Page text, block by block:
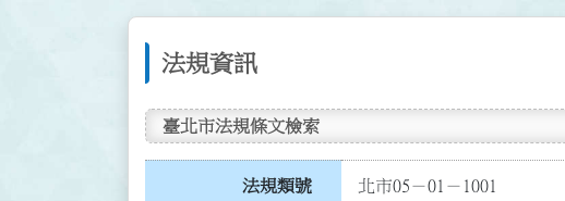
法規資訊
臺北市法規條文檢索
法規類號 北市05－01－1001